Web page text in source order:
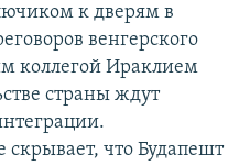
к дверям в
венгерского
коллегой Ираклием
страны ждут
что Будапешт